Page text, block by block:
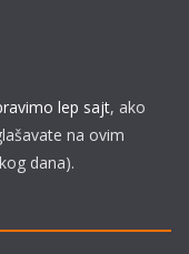
lep sajt, ako
na ovim
dana).